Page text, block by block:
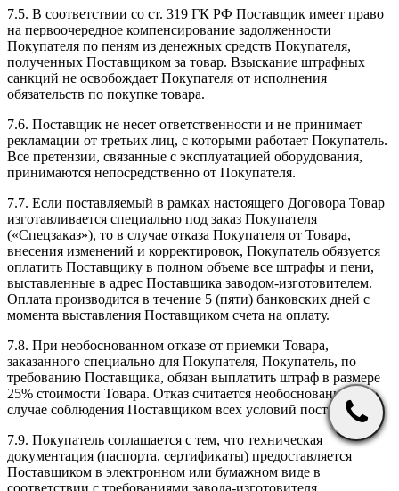
7.5. В соответствии со ст. 319 ГК РФ Поставщик имеет право
на первоочередное компенсирование задолженности
Покупателя по пеням из денежных средств Покупателя,
полученных Поставщиком за товар. Взыскание штрафных
санкций не освобождает Покупателя от исполнения
обязательств по покупке товара.
7.6. Поставщик не несет ответственности и не принимает
рекламации от третьих лиц, с которыми работает Покупатель.
Все претензии, связанные с эксплуатацией оборудования,
принимаются непосредственно от Покупателя.
7.7. Если поставляемый в рамках настоящего Договора Товар
изготавливается специально под заказ Покупателя
(«Спецзаказ»), то в случае отказа Покупателя от Товара,
внесения изменений и корректировок, Покупатель обязуется
оплатить Поставщику в полном объеме все штрафы и пени,
выставленные в адрес Поставщика заводом-изготовителем.
Оплата производится в течение 5 (пяти) банковских дней с
момента выставления Поставщиком счета на оплату.
7.8. При необоснованном отказе от приемки Товара,
заказанного специально для Покупателя, Покупатель, по
требованию Поставщика, обязан выплатить штраф в размере
25% стоимости Товара. Отказ считается необоснованным в
случае соблюдения Поставщиком всех условий поставки.
7.9. Покупатель соглашается с тем, что техническая
документация (паспорта, сертификаты) предоставляется
Поставщиком в электронном или бумажном виде в